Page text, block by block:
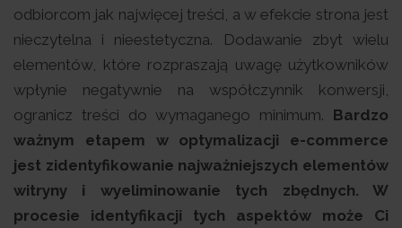
odbiorcom jak najwięcej treści, a w efekcie strona jest
nieczytelna i nieestetyczna. Dodawanie zbyt wielu
elementów, które rozpraszają uwagę użytkowników
wpłynie negatywnie na współczynnik konwersji,
ogranicz treści do wymaganego minimum. Bardzo
ważnym etapem w optymalizacji e-commerce
jest zidentyfikowanie najważniejszych elementów
witryny i wyeliminowanie tych zbędnych. W
procesie identyfikacji tych aspektów może Ci